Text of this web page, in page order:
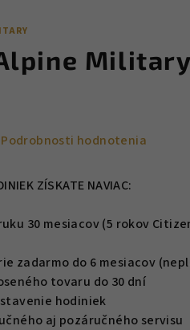
Military
Podrobnosti hodnotenia
ZÍSKATE NAVIAC:
30 mesiacov (5 rokov
zadarmo do 6 mesiacov
tovaru do 30 dní
hodiniek
aj pozáručného servisu